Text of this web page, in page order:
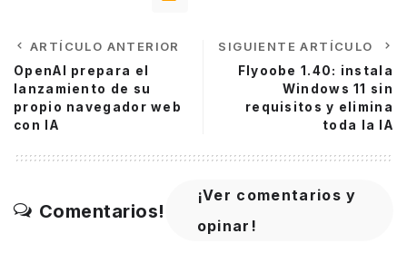
ARTÍCULO ANTERIOR
OpenAI prepara el
lanzamiento de su
propio navegador web
con IA
SIGUIENTE ARTÍCULO
Flyoobe 1.40: instala
Windows 11 sin
requisitos y elimina
toda la IA
Comentarios!
¡Ver comentarios y
opinar!